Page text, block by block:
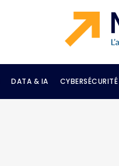
DATA & IA CYBERSÉCURITÉ